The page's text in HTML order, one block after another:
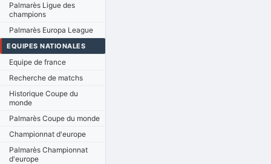
Palmarès Ligue des
champions
Palmarès Europa League
EQUIPES NATIONALES
Equipe de france
Recherche de matchs
Historique Coupe du
monde
Palmarès Coupe du monde
Championnat d'europe
Palmarès Championnat
d'europe